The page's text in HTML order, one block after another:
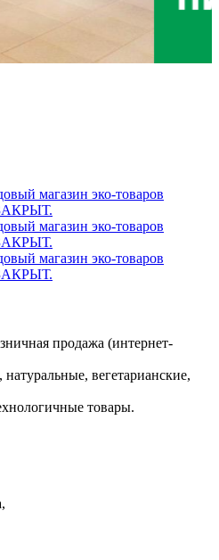
продажа (интернет-
вегетарианские,
товары.